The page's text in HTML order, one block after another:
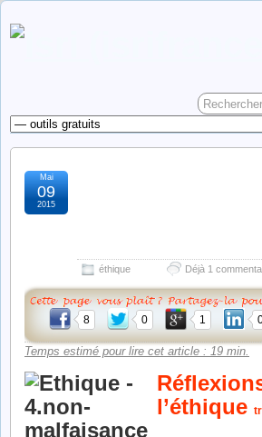
éthique Déjà 1
Mai
09
2015
8 0 1
Temps estimé pour lire cet article : 19 min.
l’éthique